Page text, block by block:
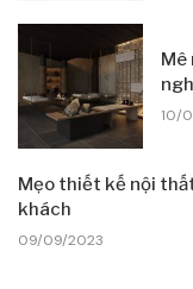
Mê
10/
Mẹo thiết kế nội
khách
09/09/2023